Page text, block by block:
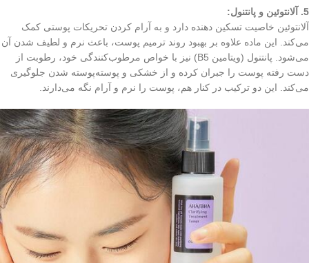
5. آلانتوئین و پانتنول:
آلانتوئین خاصیت تسکین‌ دهنده دارد و به آرام کردن تحریکات پوستی کمک
می‌کند. این ماده علاوه بر بهبود روند ترمیم پوست، باعث نرم و لطیف شدن آن
می‌شود. پانتنول (ویتامین B5) نیز با خواص مرطوب‌کنندگی خود، رطوبت از
دست رفته پوست را جبران کرده و از خشکی و پوسته‌پوسته شدن جلوگیری
می‌کند. این دو ترکیب در کنار هم، پوست را نرم و آرام نگه می‌دارند.